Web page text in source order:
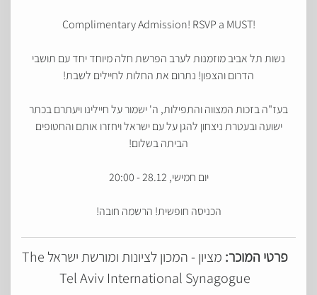
Complimentary Admission! RSVP a MUST!
נשות תל אביב מוזמנות לערב הפרשת חלה מיוחד יחד עם תושבי
הדרום והצפון! נתרום את החלות לחיילים לשבת!
בעז"ה בזכות המצווה והתפילות, ה' ישמור על חיילינו ויעתרם בכתר
ישועה ובעטרת ניצחון להגן על עם ישראל ויחזרו אותם והחטופים
הביתה בשלום!
יום חמישי, 28.12 - 20:00
הכניסה חופשית! הרשמה חובה!
פרטי המוכר:
מציון - המכון לציונות ומורשת ישראל The
Tel Aviv International Synagogue